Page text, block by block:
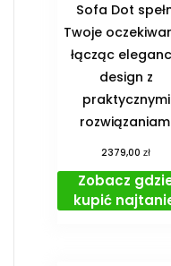
Sofa Dot
Twoje
łącząc
design z
praktycznymi
2379,00zł
Zobacz
kupić